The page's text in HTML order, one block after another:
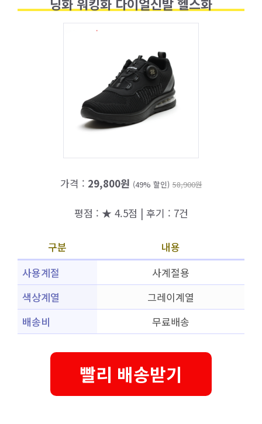
가격 : 29,800원 (49% 할인) 58,900원
평점 : ★ 4.5점 | 후기 : 7건
구분
내용
사용계절
사계절용
색상계열
그레이계열
배송비
무료배송
빨리 배송받기